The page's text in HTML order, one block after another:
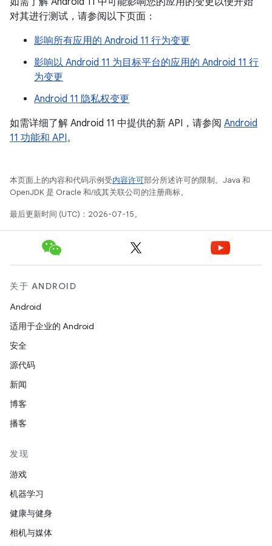
对其进行测试，请参阅以下页面：
影响所有应用的 Android 11 行为变更
影响以 Android 11 为目标平台的应用的 Android 11 行
为变更
Android 11 隐私权变更
如需详细了解 Android 11 中提供的新 API，请参阅 Android
11 功能和 API。
本页面上的内容和代码示例受内容许可部分所述许可的限制。Java 和
OpenJDK 是 Oracle 和/或其关联公司的注册商标。
最后更新时间 (UTC)：2026-07-15。
关于 ANDROID
Android
适用于企业的 Android
安全
源代码
新闻
博客
播客
发现
游戏
机器学习
健康与健身
相机与媒体